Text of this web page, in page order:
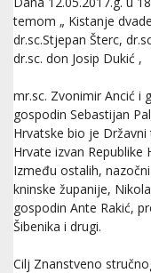
temom „ Kistanje
dr.sc.Stjepan Šterc,
dr.sc. don Josip Dukić ,
mr.sc. Zvonimir Ancić i
gospodin Sebastijan
Hrvatske bio je
Hrvate izvan
Između ostalih,
kninske županije,
gospodin Ante Rakić,
Šibenika i drugi.
Cilj Znanstveno